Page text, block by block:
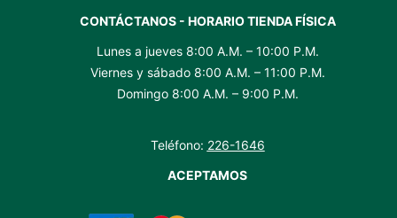
CONTÁCTANOS - HORARIO TIENDA FÍSICA
Lunes a jueves 8:00 A.M. – 10:00 P.M.
Viernes y sábado 8:00 A.M. – 11:00 P.M.
Domingo 8:00 A.M. – 9:00 P.M.
Teléfono: 226-1646
ACEPTAMOS